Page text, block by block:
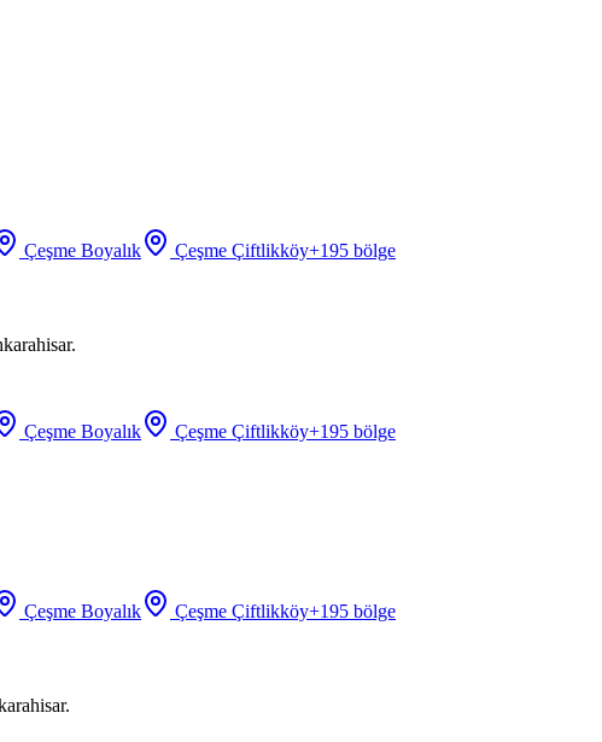
Çeşme Boyalık Çeşme Çiftlikköy+195 bölge
Çeşme Boyalık Çeşme Çiftlikköy+195 bölge
Çeşme Boyalık Çeşme Çiftlikköy+195 bölge